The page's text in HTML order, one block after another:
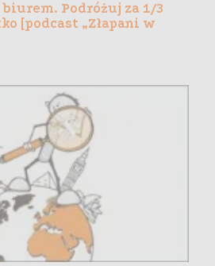
Podróżuj za 1/3
[podcast „Złapani w